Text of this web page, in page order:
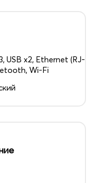
USB x2, Ethernet (RJ-
Wi-Fi